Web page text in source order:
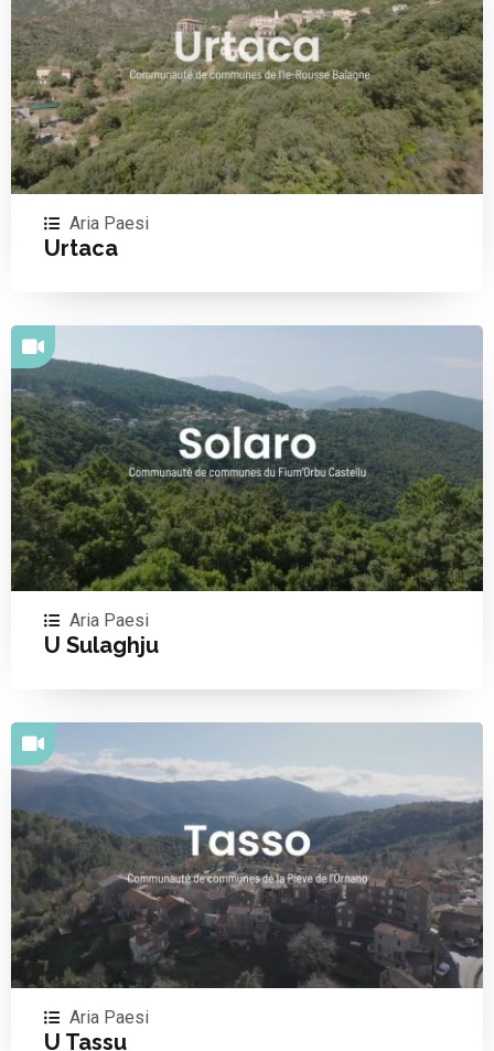
Aria Paesi
Urtaca
Aria Paesi
U Sulaghju
Aria Paesi
U Tassu